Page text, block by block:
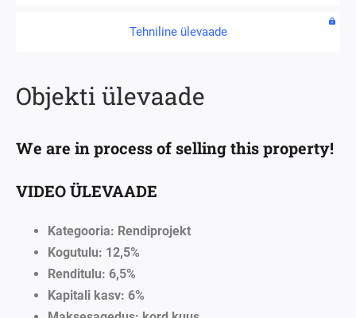
Tehniline ülevaade
Objekti ülevaade
We are in process of selling this property!
VIDEO ÜLEVAADE
Kategooria: Rendiprojekt
Kogutulu: 12,5%
Renditulu: 6,5%
Kapitali kasv: 6%